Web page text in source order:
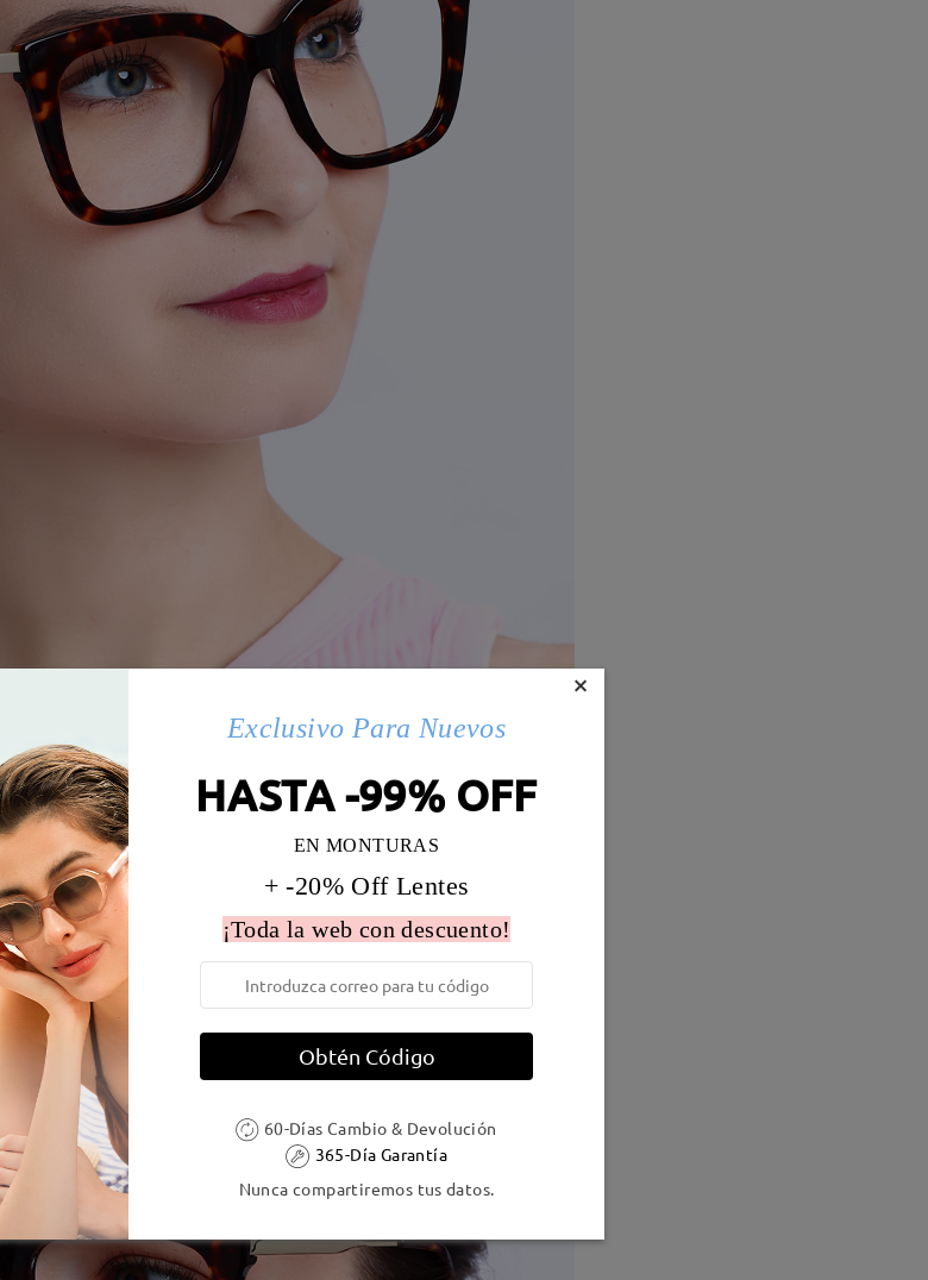
×
Exclusivo Para Nuevos
HASTA -99% OFF
EN MONTURAS
+ -20% Off Lentes
¡Toda la web con descuento!
Obtén Código
60-Días Cambio & Devolución
365-Día Garantía
Nunca compartiremos tus datos.